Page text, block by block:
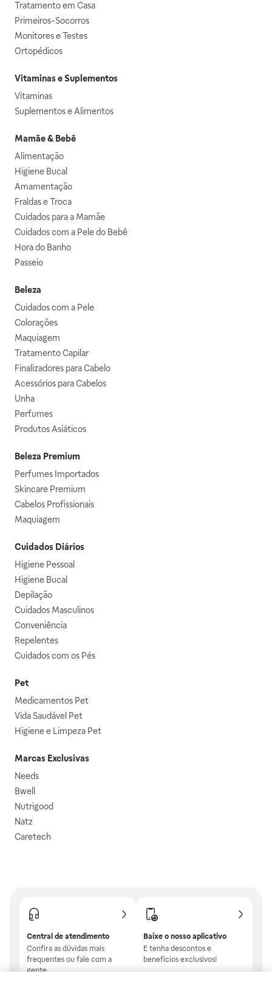
Tratamento em Casa
Primeiros-Socorros
Monitores e Testes
Ortopédicos
Vitaminas e Suplementos
Vitaminas
Suplementos e Alimentos
Mamãe & Bebê
Alimentação
Higiene Bucal
Amamentação
Fraldas e Troca
Cuidados para a Mamãe
Cuidados com a Pele do Bebê
Hora do Banho
Passeio
Beleza
Cuidados com a Pele
Colorações
Maquiagem
Tratamento Capilar
Finalizadores para Cabelo
Acessórios para Cabelos
Unha
Perfumes
Produtos Asiáticos
Beleza Premium
Perfumes Importados
Skincare Premium
Cabelos Profissionais
Maquiagem
Cuidados Diários
Higiene Pessoal
Higiene Bucal
Depilação
Cuidados Masculinos
Conveniência
Repelentes
Cuidados com os Pés
Pet
Medicamentos Pet
Vida Saudável Pet
Higiene e Limpeza Pet
Marcas Exclusivas
Needs
Bwell
Nutrigood
Natz
Caretech
Central de atendimento
Confira as dúvidas mais
frequentes ou fale com a
gente.
Baixe o nosso aplicativo
E tenha descontos e
benefícios exclusivos!